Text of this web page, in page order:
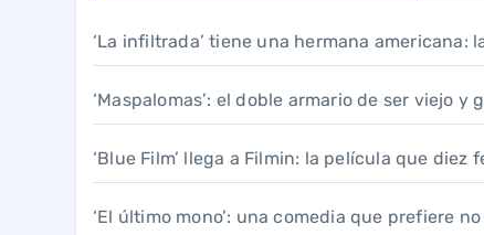
‘La infiltrada’ tiene una hermana americana:
‘Maspalomas’: el doble armario de ser viejo y
‘Blue Film’ llega a Filmin: la película que
‘El último mono’: una comedia que prefiere